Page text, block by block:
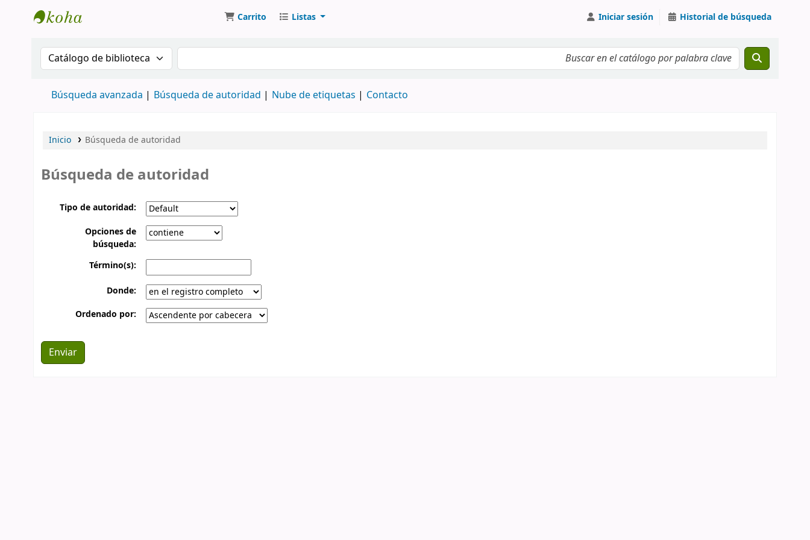
Carrito Listas Iniciar sesión Historial de búsqueda
Buscar en el catálogo por:Buscar en el catálogo por palabra clave
Búsqueda avanzada Búsqueda de autoridad Nube de etiquetas Contacto
Inicio Búsqueda de autoridad
Búsqueda de autoridad
Tipo de autoridad:
Opciones de
búsqueda:
Término(s):
Donde:
Ordenado por: